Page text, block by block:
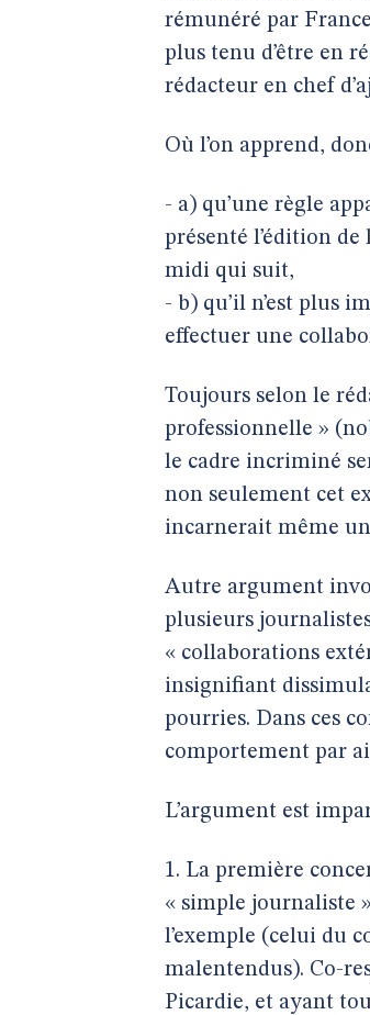
rémunéré par
plus tenu d’être en
rédacteur en chef
Où l’on apprend,
- a) qu’une règle
présenté l’édition de
midi qui suit,
- b) qu’il n’est plus
effectuer une
Toujours selon le
professionnelle »
le cadre incriminé
non seulement cet
incarnerait même un
Autre argument
plusieurs
« collaborations
insignifiant
pourries. Dans ces
comportement par
L’argument est
1. La première
« simple journaliste
l’exemple (celui du
malentendus). Co-
Picardie, et ayant